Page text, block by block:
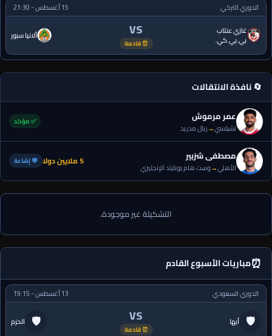
الدوري التركي
15 أغسطس - 21:30
غازي عنتاب
بي.بي.كي.
VS
⏰ قادمة
ألانيا سبور
🔄 نافذة الانتقالات
عمر مرموش
تشيلسي→ريال مدريد
✅ مؤكد
مصطفى شزبير
الأهلي→وست هام يونايتد الإنجليزي 5 ملايين دولا 💬 إشاعة
التشكيلة غير موجودة.
⏰مباريات الأسبوع القادم
الدوري السعودي 13 أغسطس - 19:15
🛡 أبها VS
⏰ قادمة
الحزم 🛡